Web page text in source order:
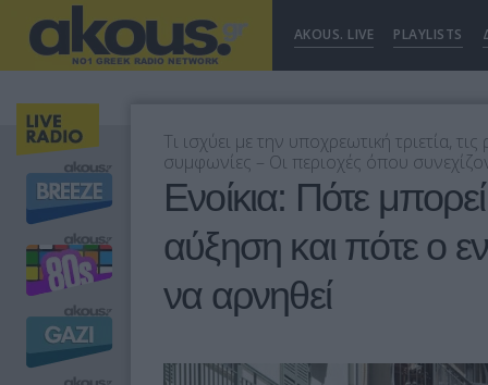
AKOUS. LIVE PLAYLISTS
Τι ισχύει με την υποχρεωτική τριετία,
συμφωνίες – Οι περιοχές όπου
Ενοίκια: Πότε
αύξηση και πότε ο
να αρνηθεί